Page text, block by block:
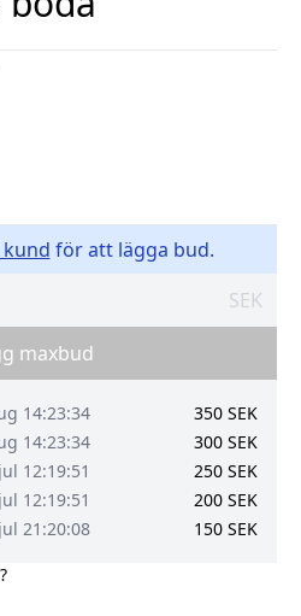
för att lägga bud.
SEK
maxbud
14:23:34 350 SEK
14:23:34 300 SEK
12:19:51 250 SEK
12:19:51 200 SEK
21:20:08 150 SEK